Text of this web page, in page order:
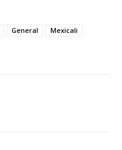
General
Mexicali